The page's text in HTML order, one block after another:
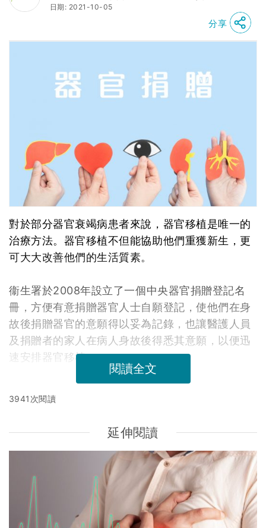
日期: 2021-10-05
分享
對於部分器官衰竭病患者來說，器官移植是唯一的
治療方法。器官移植不但能協助他們重獲新生，更
可大大改善他們的生活質素。
衞生署於2008年設立了一個中央器官捐贈登記名
冊，方便有意捐贈器官人士自願登記，使他們在身
故後捐贈器官的意願得以妥為記錄，也讓醫護人員
及捐贈者的家人在病人身故後得悉其意願，以便迅
速安排器官移植。
閱讀全文
3941次閱讀
延伸閱讀